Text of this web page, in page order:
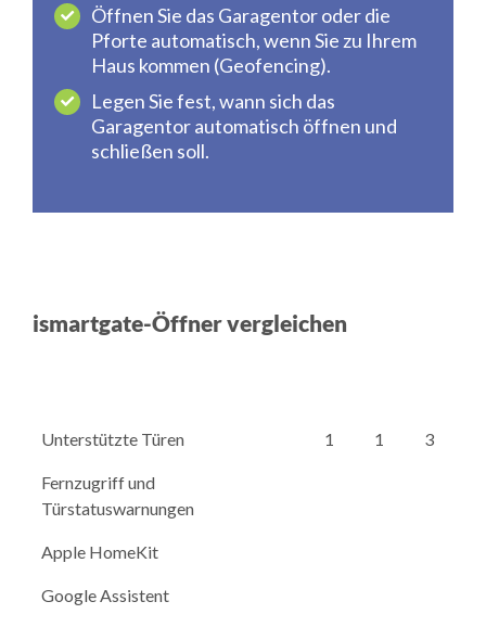
Öffnen Sie das Garagentor oder die
Pforte automatisch, wenn Sie zu Ihrem
Haus kommen (Geofencing).
Legen Sie fest, wann sich das
Garagentor automatisch öffnen und
schließen soll.
ismartgate-Öffner vergleichen
Unterstützte Türen 1 1 3
Fernzugriff und
Türstatuswarnungen
Apple HomeKit
Google Assistent